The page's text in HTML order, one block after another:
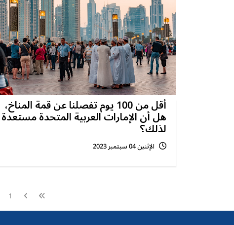
أقل من 100 يوم تفصلنا عن قمة المناخ،
هل أن الإمارات العربية المتحدة مستعدة
لذلك؟
الإثنين 04 سبتمبر 2023
1